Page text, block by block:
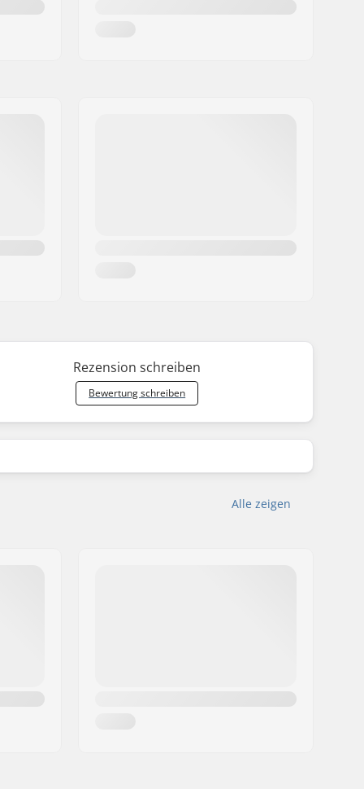
Rezension schreiben
Bewertung schreiben
Alle zeigen